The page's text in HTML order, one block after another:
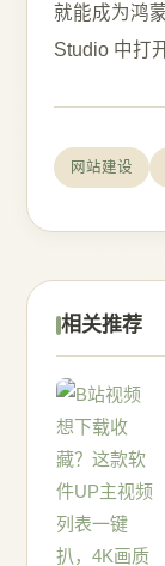
网站建设
相关推荐